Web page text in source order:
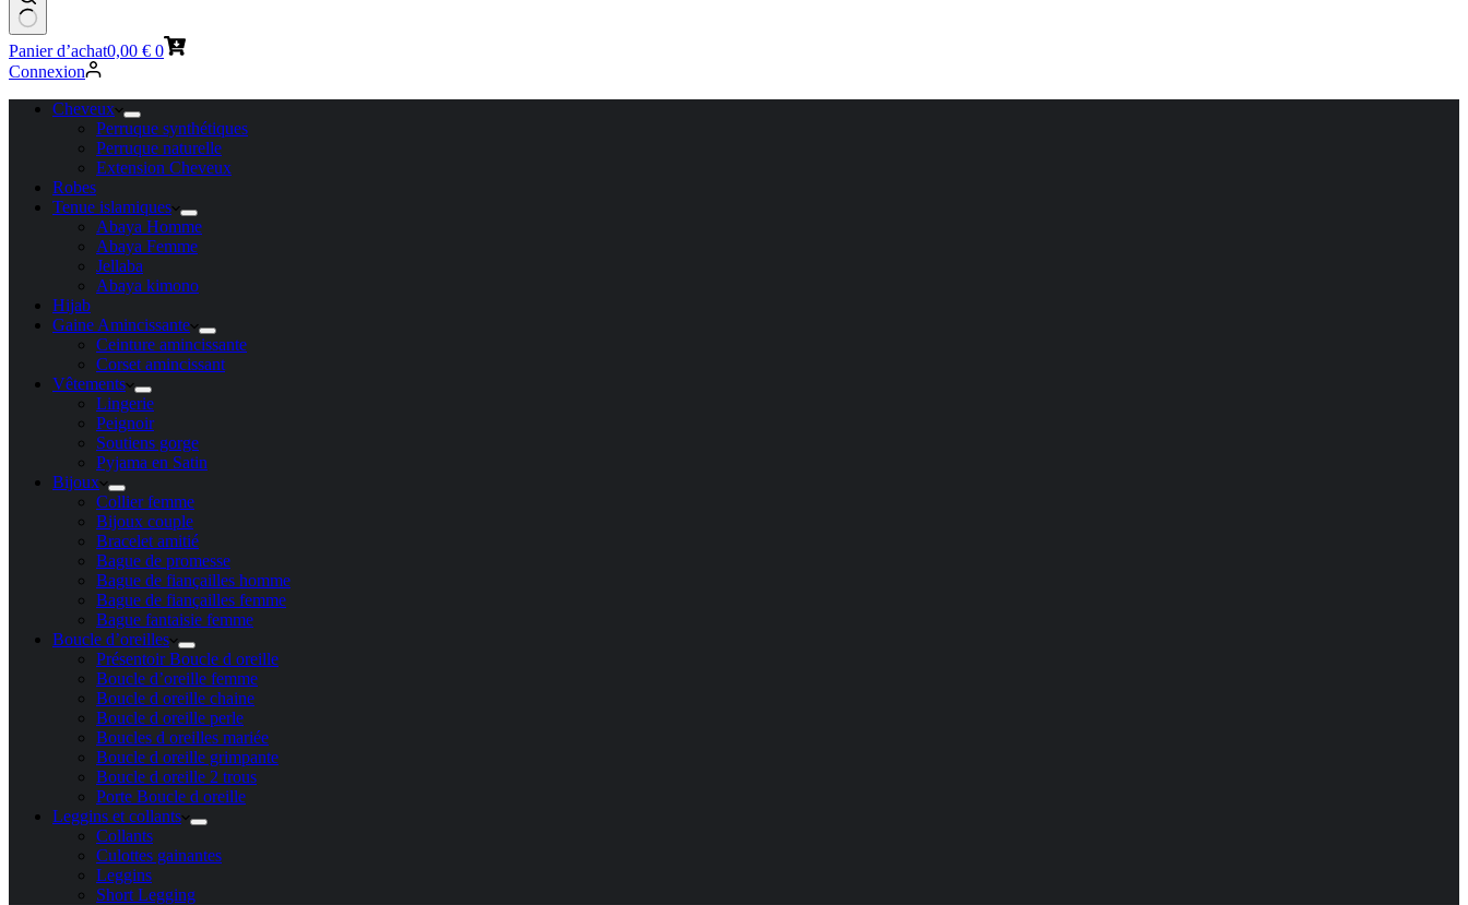
Panier d’achat0,00 € 0
Connexion
Cheveux
Perruque synthétiques
Perruque naturelle
Extension Cheveux
Robes
Tenue islamiques
Abaya Homme
Abaya Femme
Jellaba
Abaya kimono
Hijab
Gaine Amincissante
Ceinture amincissante
Corset amincissant
Vêtements
Lingerie
Peignoir
Soutiens gorge
Pyjama en Satin
Bijoux
Collier femme
Bijoux couple
Bracelet amitié
Bague de promesse
Bague de fiançailles homme
Bague de fiançailles femme
Bague fantaisie femme
Boucle d’oreilles
Présentoir Boucle d oreille
Boucle d’oreille femme
Boucle d oreille chaine
Boucle d oreille perle
Boucles d oreilles mariée
Boucle d oreille grimpante
Boucle d oreille 2 trous
Porte Boucle d oreille
Leggins et collants
Collants
Culottes gainantes
Leggins
Short Legging